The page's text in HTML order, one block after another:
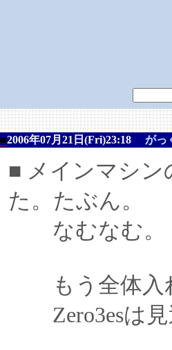
■2006年07月21日(Fri)23:18 がっ
■ メインマシ
た。たぶん。
なむなむ。
もう全体入
Zero3esは見